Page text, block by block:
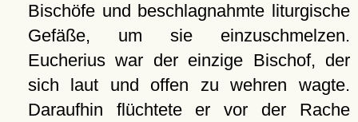
Bischöfe und beschlagnahmte liturgische
Gefäße, um sie einzuschmelzen.
Eucherius war der einzige Bischof, der
sich laut und offen zu wehren wagte.
Daraufhin flüchtete er vor der Rache